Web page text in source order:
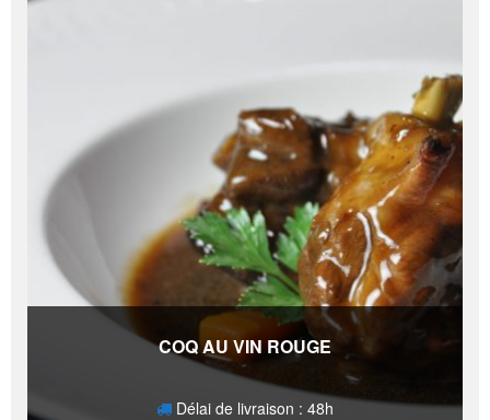
COQ AU VIN ROUGE
Délai de livraison : 48h